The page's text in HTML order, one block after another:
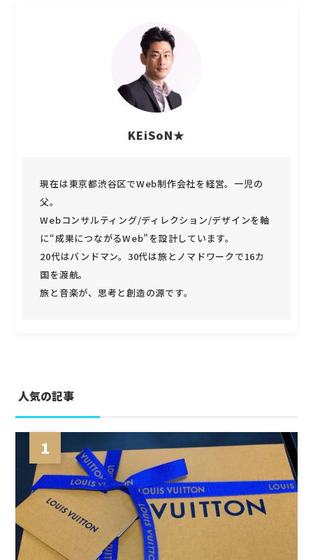
KEiSoN★
現在は東京都渋谷区でWeb制作会社を経営。一児の
父。
Webコンサルティング/ディレクション/デザインを軸
に“成果につながるWeb”を設計しています。
20代はバンドマン。30代は旅とノマドワークで16カ
国を渡航。
旅と音楽が、思考と創造の源です。
人気の記事
1